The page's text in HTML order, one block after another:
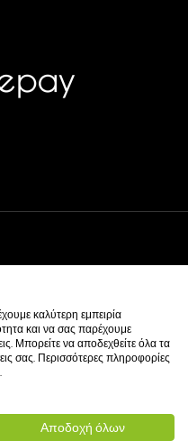
rights reserved
καλύτερη εμπειρία
και να σας παρέχουμε
Μπορείτε να αποδεχθείτε όλα τα
σας. Περισσότερες πληροφορίες
.
Αποδοχή όλων